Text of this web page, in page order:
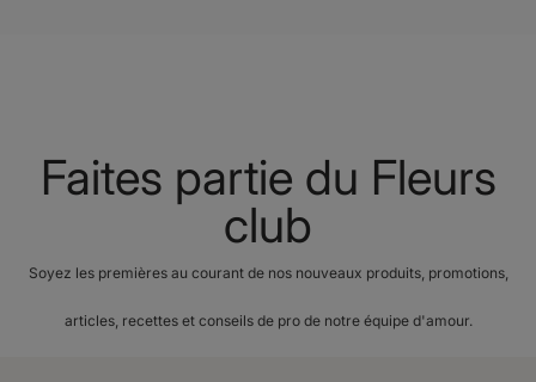
Faites partie du Fleurs
club
Soyez les premières au courant de nos nouveaux produits, promotions,
articles, recettes et conseils de pro de notre équipe d'amour.